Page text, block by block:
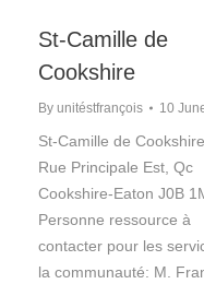
St-Camille de
Cookshire
By unitéstfrançois 10
St-Camille de
Rue Principale Est, Qc
Cookshire-Eaton J0B
Personne ressource à
contacter pour les
la communauté: M.